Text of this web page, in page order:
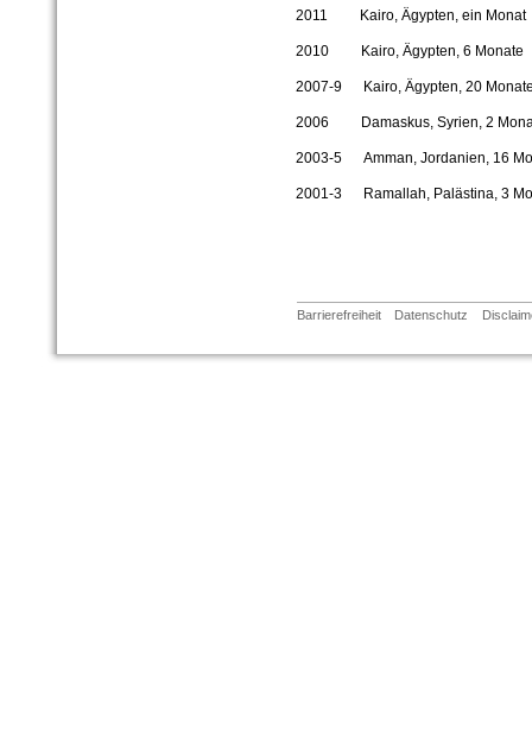
2011 Kairo, Ägypten, ein Monat
2010 Kairo, Ägypten, 6 Monate
2007-9 Kairo, Ägypten, 20
2006 Damaskus, Syrien, 2
2003-5 Amman, Jordanien, 16
2001-3 Ramallah, Palästina, 3
Barrierefreiheit Datenschutz